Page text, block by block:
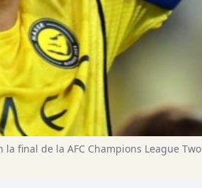
final de la AFC Champions League Two